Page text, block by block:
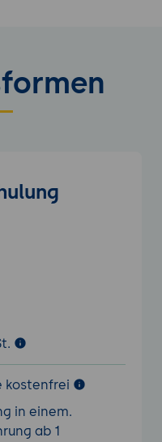
kostenfrei
in einem.
ab 1